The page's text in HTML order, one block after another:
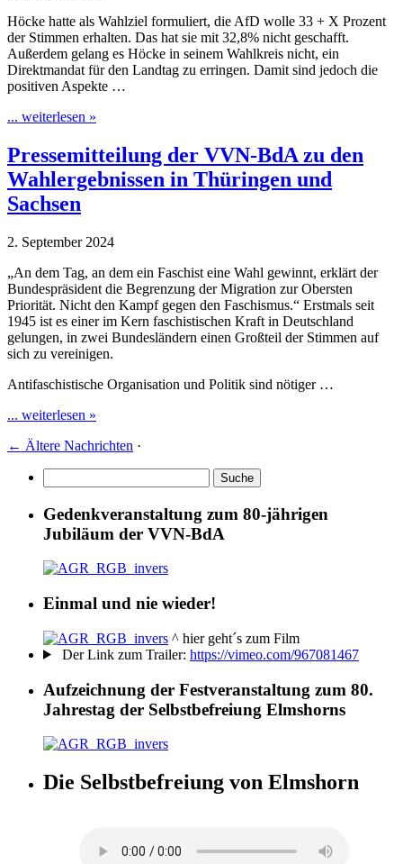
Höcke hatte als Wahlziel formuliert, die AfD wolle 33 + X Prozent
der Stimmen erhalten. Das hat sie mit 32,8% nicht geschafft.
Außerdem gelang es Höcke in seinem Wahlkreis nicht, ein
Direktmandat für den Landtag zu erringen. Damit sind jedoch die
positiven Aspekte …
... weiterlesen »
Pressemitteilung der VVN-BdA zu den
Wahlergebnissen in Thüringen und
Sachsen
2. September 2024
„An dem Tag, an dem ein Faschist eine Wahl gewinnt, erklärt der
Bundespräsident die Begrenzung der Migration zur Obersten
Priorität. Nicht den Kampf gegen den Faschismus.“ Erstmals seit
1945 ist es einer im Kern faschistischen Kraft in Deutschland
gelungen, in zwei Bundesländern einen Großteil der Stimmen auf
sich zu vereinigen.
Antifaschistische Organisation und Politik sind nötiger …
... weiterlesen »
← Ältere Nachrichten ·
Gedenkveranstaltung zum 80-jährigen
Jubiläum der VVN-BdA
Einmal und nie wieder!
^ hier geht´s zum Film
Der Link zum Trailer: https://vimeo.com/967081467
Aufzeichnung der Festveranstaltung zum 80.
Jahrestag der Selbstbefreiung Elmshorns
Die Selbstbefreiung von Elmshorn